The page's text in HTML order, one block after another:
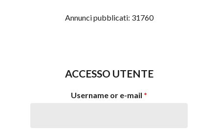
Annunci pubblicati: 31760
ACCESSO UTENTE
Username or e-mail *